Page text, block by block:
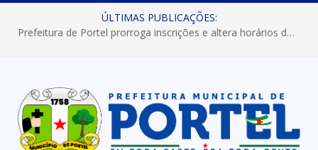
ÚLTIMAS PUBLICAÇÕES:
Prefeitura de Portel prorroga inscrições e altera horários dos concursos “Musa” e “Miss Mix Verão 2026”